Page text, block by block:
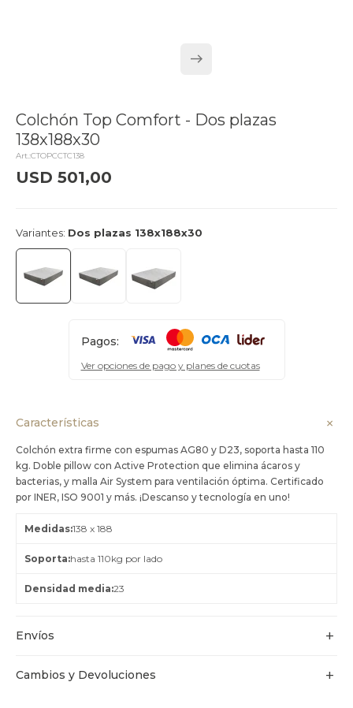
Colchón Top Comfort - Dos plazas
138x188x30
CTOPCCTC138
USD 501,00
Variantes: Dos plazas 138x188x30
Pagos:
Ver opciones de pago y planes de cuotas
Características
Colchón extra firme con espumas AG80 y D23, soporta hasta 110
kg. Doble pillow con Active Protection que elimina ácaros y
bacterias, y malla Air System para ventilación óptima. Certificado
por INER, ISO 9001 y más. ¡Descanso y tecnología en uno!
Medidas 138 x 188
Soporta hasta 110kg por lado
Densidad media 23
Envíos
Cambios y Devoluciones